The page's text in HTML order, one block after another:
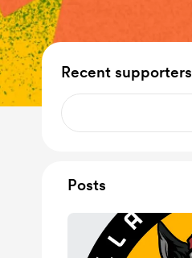
Recent supporters
Posts